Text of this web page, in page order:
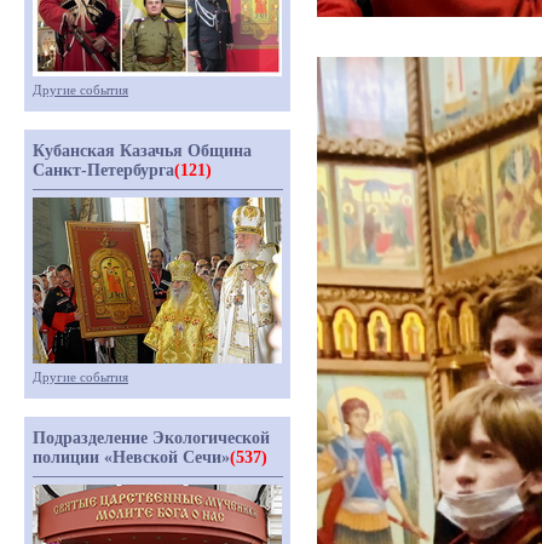
Другие события
Кубанская Казачья Община
Санкт-Петербурга(121)
Другие события
Подразделение Экологической
полиции «Невской Сечи»(537)